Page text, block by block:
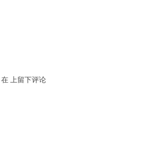
在 更
上留下评论